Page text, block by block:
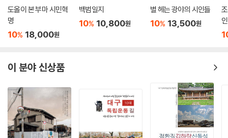
도올이 본 부마 시민혁
명
10% 18,000원
백범일지
10% 10,800원
별 헤는 광야의 시인들
10% 13,500원
인
이 분야 신상품